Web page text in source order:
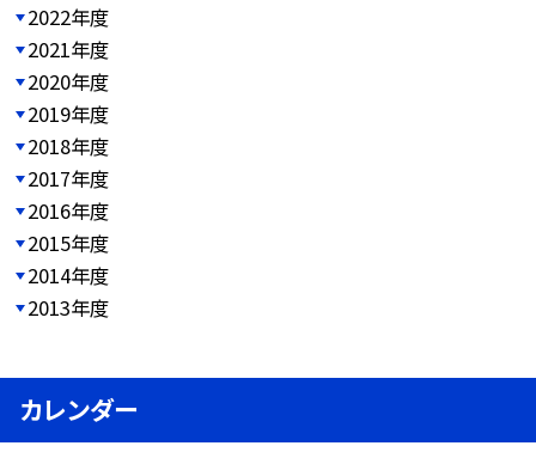
2022年度
2021年度
2020年度
2019年度
2018年度
2017年度
2016年度
2015年度
2014年度
2013年度
カレンダー